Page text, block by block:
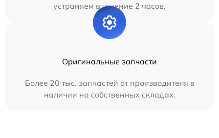
устраняем в течение 2 часов.
Оригинальные запчасти
Более 20 тыс. запчастей от производителя в
наличии на собственных складах.